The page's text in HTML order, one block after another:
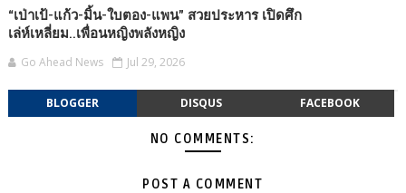
“เป่าเป้-แก้ว-มิ้น-ใบตอง-แพน” สวยประหาร เปิดศึก
เล่ห์เหลี่ยม..เพื่อนหญิงพลังหญิง
Go Ahead News Jul 29, 2026
BLOGGER DISQUS FACEBOOK
NO COMMENTS:
POST A COMMENT